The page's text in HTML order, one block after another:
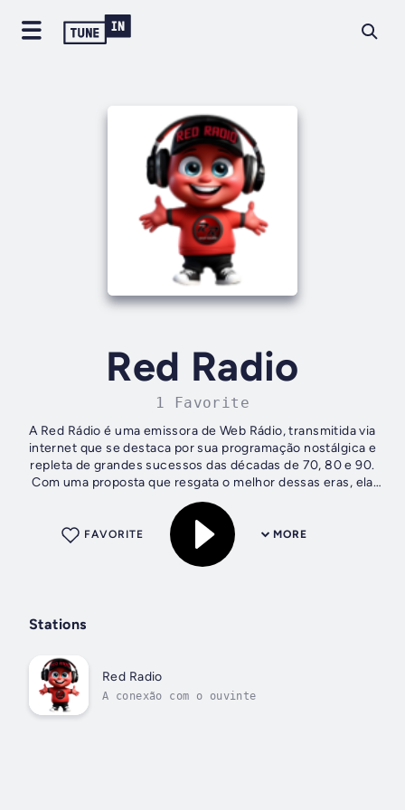
Red Radio
1 Favorite
A Red Rádio é uma emissora de Web Rádio, transmitida via
internet que se destaca por sua programação nostálgica e
repleta de grandes sucessos das décadas de 70, 80 e 90.
Com uma proposta que resgata o melhor dessas eras, ela
oferece aos ouvintes uma...
MORE
FAVORITE
Stations
Red Radio
A conexão com o ouvinte